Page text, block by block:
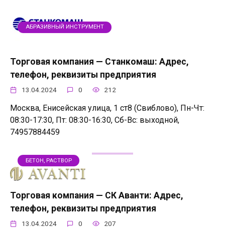
АБРАЗИВНЫЙ ИНСТРУМЕНТ
Торговая компания — Станкомаш: Адрес,
телефон, реквизиты предприятия
13.04.2024 0 212
Москва, Енисейская улица, 1 ст8 (Свиблово), Пн-Чт:
08:30-17:30, Пт: 08:30-16:30, Сб-Вс: выходной,
74957884459
БЕТОН, РАСТВОР
Торговая компания — СК Аванти: Адрес,
телефон, реквизиты предприятия
13.04.2024 0 207